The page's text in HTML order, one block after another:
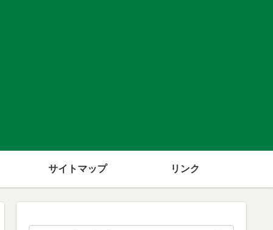
サイトマップ リンク